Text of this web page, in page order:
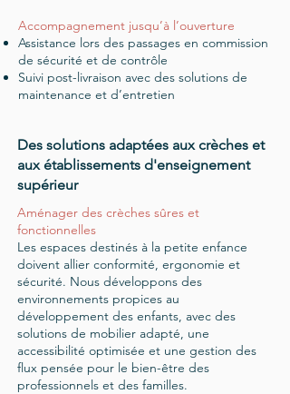
Accompagnement jusqu’à l’ouverture
Assistance lors des passages en commission
de sécurité et de contrôle
Suivi post-livraison avec des solutions de
maintenance et d’entretien
Des solutions adaptées aux crèches et
aux établissements d'enseignement
supérieur
Aménager des crèches sûres et
fonctionnelles
Les espaces destinés à la petite enfance
doivent allier conformité, ergonomie et
sécurité. Nous développons des
environnements propices au
développement des enfants, avec des
solutions de mobilier adapté, une
accessibilité optimisée et une gestion des
flux pensée pour le bien-être des
professionnels et des familles.